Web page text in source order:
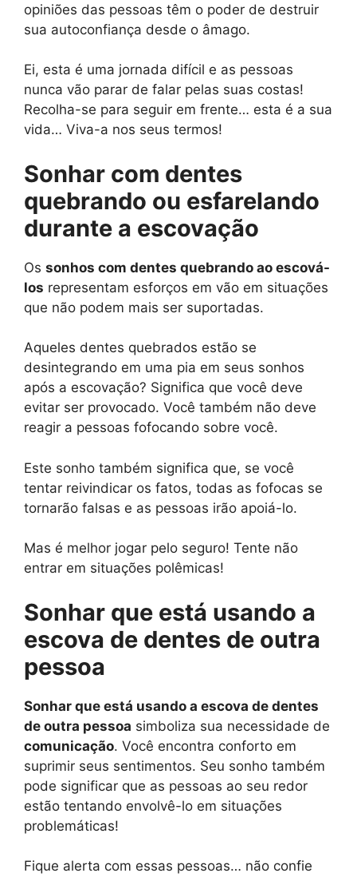
opiniões das pessoas têm o poder de destruir
sua autoconfiança desde o âmago.
Ei, esta é uma jornada difícil e as pessoas
nunca vão parar de falar pelas suas costas!
Recolha-se para seguir em frente… esta é a sua
vida… Viva-a nos seus termos!
Sonhar com dentes
quebrando ou esfarelando
durante a escovação
Os sonhos com dentes quebrando ao escová-
los representam esforços em vão em situações
que não podem mais ser suportadas.
Aqueles dentes quebrados estão se
desintegrando em uma pia em seus sonhos
após a escovação? Significa que você deve
evitar ser provocado. Você também não deve
reagir a pessoas fofocando sobre você.
Este sonho também significa que, se você
tentar reivindicar os fatos, todas as fofocas se
tornarão falsas e as pessoas irão apoiá-lo.
Mas é melhor jogar pelo seguro! Tente não
entrar em situações polêmicas!
Sonhar que está usando a
escova de dentes de outra
pessoa
Sonhar que está usando a escova de dentes
de outra pessoa simboliza sua necessidade de
comunicação. Você encontra conforto em
suprimir seus sentimentos. Seu sonho também
pode significar que as pessoas ao seu redor
estão tentando envolvê-lo em situações
problemáticas!
Fique alerta com essas pessoas… não confie